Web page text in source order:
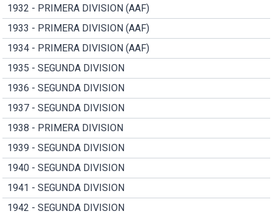
1932 - PRIMERA DIVISION (AAF)
1933 - PRIMERA DIVISION (AAF)
1934 - PRIMERA DIVISION (AAF)
1935 - SEGUNDA DIVISION
1936 - SEGUNDA DIVISION
1937 - SEGUNDA DIVISION
1938 - PRIMERA DIVISION
1939 - SEGUNDA DIVISION
1940 - SEGUNDA DIVISION
1941 - SEGUNDA DIVISION
1942 - SEGUNDA DIVISION